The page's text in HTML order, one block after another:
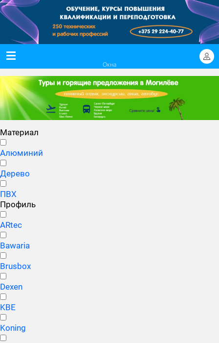
Окна
Материал
Алюминий
Дерево
ПВХ
Профиль
ARtec
Bawaria
Brusbox
Dexen
KBE
Koning